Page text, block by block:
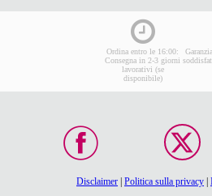
Ordina entro le 16:00:
Consegna in 2-3 giorni
lavorativi (se
disponibile)
Disclaimer Politica sulla privacy